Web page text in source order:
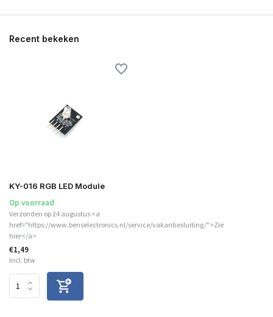
Recent bekeken
KY-016 RGB LED Module
Op voorraad
Verzonden op 24 augustus <a
href="https://www.benselectronics.nl/service/vakantiesluiting/">Zie
hier</a>
€1,49
Incl. btw